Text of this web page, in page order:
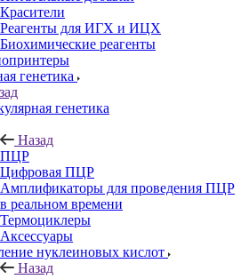
Красители
Реагенты для ИГХ и ИЦХ
Биохимические реагенты
генетика
генетика
Назад
ПЦР
Цифровая ПЦР
Амплификаторы для проведения ПЦР
в реальном времени
Термоциклеры
Аксессуары
нуклеиновых кислот
Назад